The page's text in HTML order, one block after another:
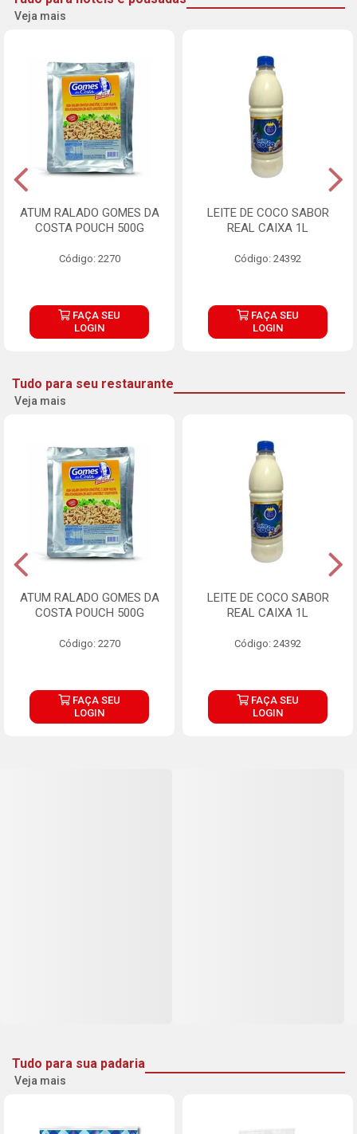
Veja mais
ATUM RALADO GOMES DA
COSTA POUCH 500G
Código: 2270
FAÇA SEU
LOGIN
LEITE DE COCO SABOR
REAL CAIXA 1L
Código: 24392
FAÇA SEU
LOGIN
Tudo para seu restaurante
Veja mais
ATUM RALADO GOMES DA
COSTA POUCH 500G
Código: 2270
FAÇA SEU
LOGIN
LEITE DE COCO SABOR
REAL CAIXA 1L
Código: 24392
FAÇA SEU
LOGIN
Tudo para sua padaria
Veja mais